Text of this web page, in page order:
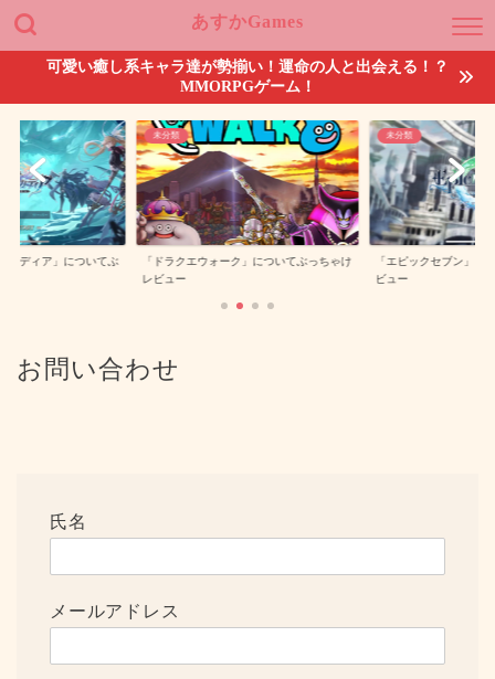
あすかGames
可愛い癒し系キャラ達が勢揃い！運命の人と出会える！？
MMORPGゲーム！
カディア」についてぶ
未分類
「ドラクエウォーク」についてぶっちゃけ
レビュー
未分類
「エピックセブン」に
ビュー
お問い合わせ
氏名
メールアドレス